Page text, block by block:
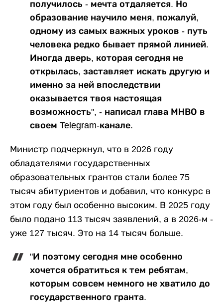
получилось - мечта отдаляется. Но
образование научило меня, пожалуй,
одному из самых важных уроков - путь
человека редко бывает прямой линией.
Иногда дверь, которая сегодня не
открылась, заставляет искать другую и
именно за ней впоследствии
оказывается твоя настоящая
возможность", - написал глава МНВО в
своем Telegram-канале.
Министр подчеркнул, что в 2026 году
обладателями государственных
образовательных грантов стали более 75
тысяч абитуриентов и добавил, что конкурс в
этом году был особенно высоким. В 2025 году
было подано 113 тысяч заявлений, а в 2026-м -
уже 127 тысяч. Это на 14 тысяч больше.
"И поэтому сегодня мне особенно
хочется обратиться к тем ребятам,
которым совсем немного не хватило до
государственного гранта.